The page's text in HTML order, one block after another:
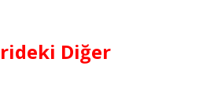
Diğer